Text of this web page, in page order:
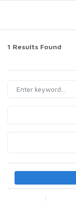
1 Results Found